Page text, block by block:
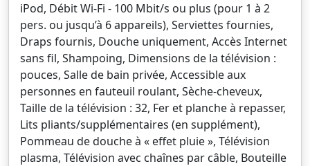
iPod, Débit Wi-Fi - 100 Mbit/s ou plus (pour 1 à 2
pers. ou jusqu’à 6 appareils), Serviettes fournies,
Draps fournis, Douche uniquement, Accès Internet
sans fil, Shampoing, Dimensions de la télévision :
pouces, Salle de bain privée, Accessible aux
personnes en fauteuil roulant, Sèche-cheveux,
Taille de la télévision : 32, Fer et planche à repasser,
Lits pliants/supplémentaires (en supplément),
Pommeau de douche à « effet pluie », Télévision
plasma, Télévision avec chaînes par câble, Bouteille